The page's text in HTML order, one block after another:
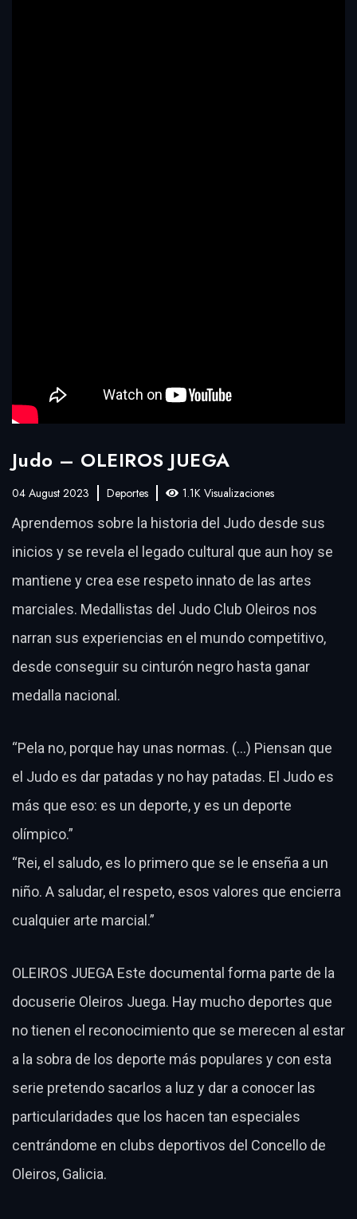
Judo – OLEIROS JUEGA
04 August 2023 Deportes 1.1K Visualizaciones
Aprendemos sobre la historia del Judo desde sus
inicios y se revela el legado cultural que aun hoy se
mantiene y crea ese respeto innato de las artes
marciales. Medallistas del Judo Club Oleiros nos
narran sus experiencias en el mundo competitivo,
desde conseguir su cinturón negro hasta ganar
medalla nacional.
“Pela no, porque hay unas normas. (…) Piensan que
el Judo es dar patadas y no hay patadas. El Judo es
más que eso: es un deporte, y es un deporte
olímpico.”
“Rei, el saludo, es lo primero que se le enseña a un
niño. A saludar, el respeto, esos valores que encierra
cualquier arte marcial.”
OLEIROS JUEGA Este documental forma parte de la
docuserie Oleiros Juega. Hay mucho deportes que
no tienen el reconocimiento que se merecen al estar
a la sobra de los deporte más populares y con esta
serie pretendo sacarlos a luz y dar a conocer las
particularidades que los hacen tan especiales
centrándome en clubs deportivos del Concello de
Oleiros, Galicia.